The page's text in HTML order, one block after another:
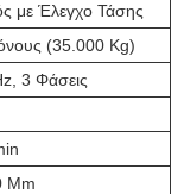
με Έλεγχο Τάσης
(35.000 Kg)
3 Φάσεις
Mm